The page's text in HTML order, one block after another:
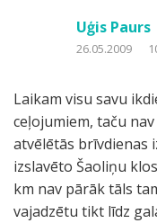
Uģis Paurs
26.05.2009
Laikam visu savu
ceļojumiem, taču
atvēlētās brīvdienas
izslavēto Šaoliņu
km nav pārāk tāls
vajadzētu tikt līdz